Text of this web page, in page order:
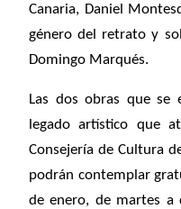
Canaria, Daniel
género del retrato y
Domingo Marqués.
Las dos obras que se
legado artístico que
Consejería de Cultura
podrán contemplar
de enero, de martes a